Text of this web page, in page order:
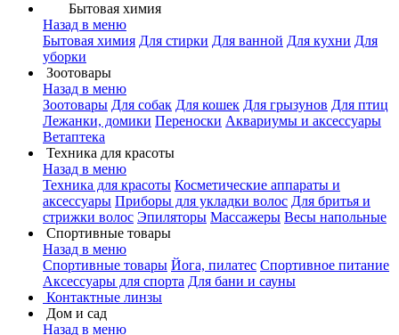
Бытовая химия
Назад в меню
Бытовая химия Для стирки Для ванной Для кухни Для
уборки
Зоотовары
Назад в меню
Зоотовары Для собак Для кошек Для грызунов Для птиц
Лежанки, домики Переноски Аквариумы и аксессуары
Ветаптека
Техника для красоты
Назад в меню
Техника для красоты Косметические аппараты и
аксессуары Приборы для укладки волос Для бритья и
стрижки волос Эпиляторы Массажеры Весы напольные
Спортивные товары
Назад в меню
Спортивные товары Йога, пилатес Спортивное питание
Аксессуары для спорта Для бани и сауны
Контактные линзы
Дом и сад
Назад в меню